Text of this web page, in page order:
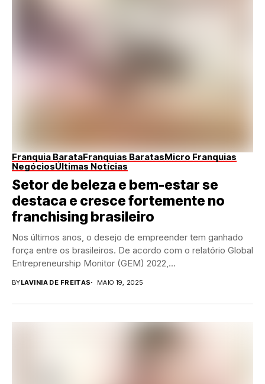
Franquia BarataFranquias BaratasMicro Franquias
NegóciosÚltimas Notícias
Setor de beleza e bem-estar se
destaca e cresce fortemente no
franchising brasileiro
Nos últimos anos, o desejo de empreender tem ganhado
força entre os brasileiros. De acordo com o relatório Global
Entrepreneurship Monitor (GEM) 2022,...
BYLAVINIA DE FREITAS MAIO 19, 2025